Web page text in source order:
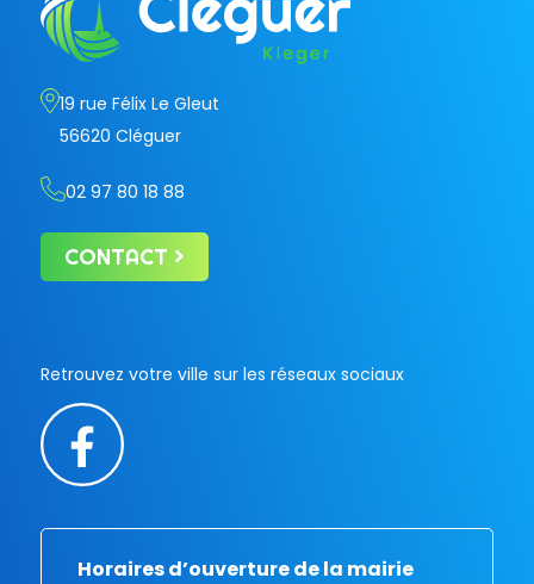
19 rue Félix Le Gleut
56620 Cléguer
02 97 80 18 88
CONTACT
Retrouvez votre ville sur les réseaux sociaux
Horaires d’ouverture de la mairie